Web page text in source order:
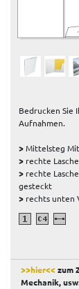
Bedrucken Sie
Aufnahmen.
>Mittelsteg
> rechte
> rechte
gesteckt
> rechts unten
>>hier<<zum
Mechanik, usw